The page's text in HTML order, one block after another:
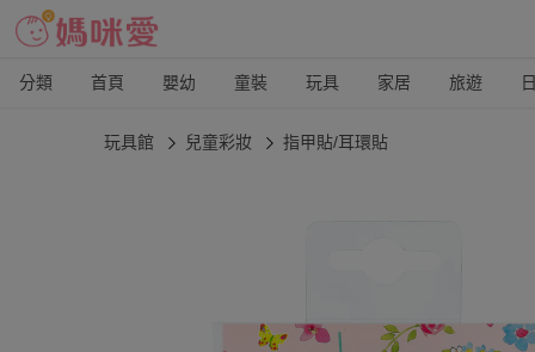
分類 首頁 嬰幼 童裝 玩具 家居 旅遊
玩具館 兒童彩妝 指甲貼/耳環貼